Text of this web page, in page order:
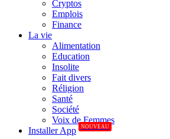
Cryptos
Emplois
Finance
La vie
Alimentation
Education
Insolite
Fait divers
Réligion
Santé
Société
Voix de Femmes
Installer App
NOUVEAU